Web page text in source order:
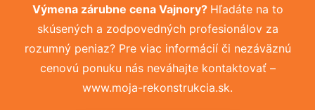
Výmena zárubne cena Vajnory? Hľadáte na to
skúsených a zodpovedných profesionálov za
rozumný peniaz? Pre viac informácií či nezáväznú
cenovú ponuku nás neváhajte kontaktovať –
www.moja-rekonstrukcia.sk.